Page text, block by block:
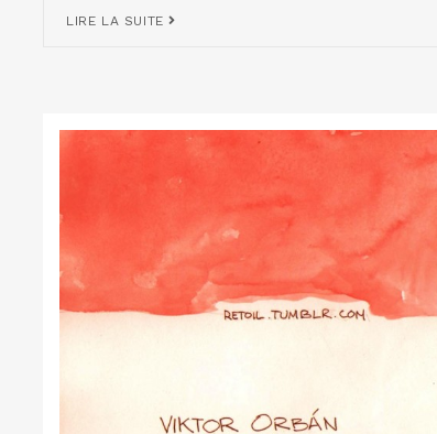
LIRE LA SUITE